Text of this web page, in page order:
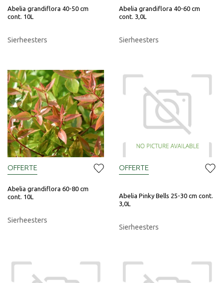
Abelia grandiflora 40-50 cm
cont. 10L
Sierheesters
Abelia grandiflora 40-60 cm
cont. 3,0L
Sierheesters
Abelia grandiflora 60-80 cm
cont. 10L
Sierheesters
OFFERTE
Abelia Pinky Bells 25-30 cm cont.
3,0L
Sierheesters
OFFERTE